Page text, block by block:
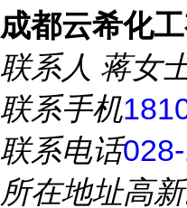
成都云希化
联系人 蒋女
联系手机
联系电话
所在地址高